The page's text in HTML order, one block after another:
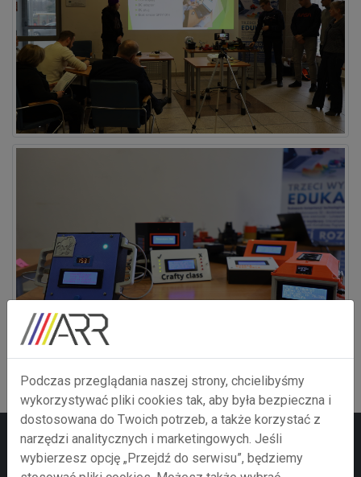
Zainteresował Cię ten
Podczas przeglądania naszej strony, chcielibyśmy
wykorzystywać pliki cookies tak, aby była bezpieczna i
dostosowana do Twoich potrzeb, a także korzystać z
narzędzi analitycznych i marketingowych. Jeśli
wybierzesz opcję „Przejdź do serwisu”, będziemy